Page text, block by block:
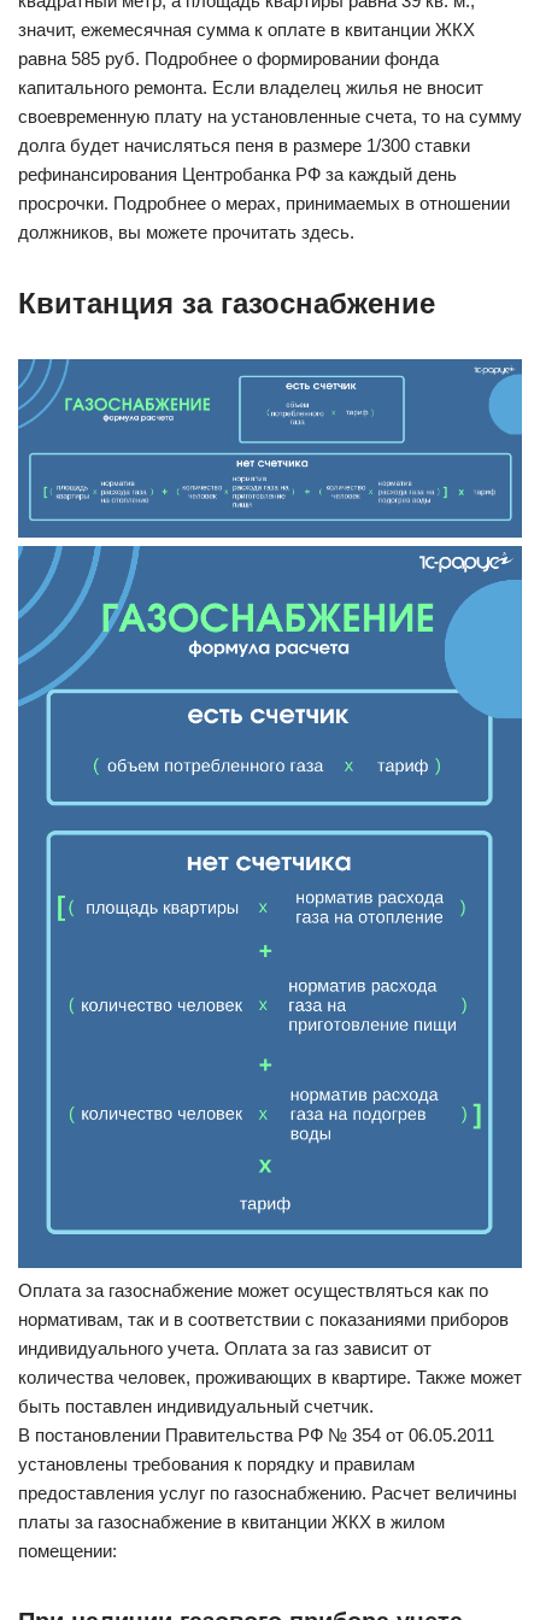
значит, ежемесячная сумма к оплате в квитанции ЖКХ
равна 585 руб. Подробнее о формировании фонда
капитального ремонта. Если владелец жилья не вносит
своевременную плату на установленные счета, то на сумму
долга будет начисляться пеня в размере 1/300 ставки
рефинансирования Центробанка РФ за каждый день
просрочки. Подробнее о мерах, принимаемых в отношении
должников, вы можете прочитать здесь.
Квитанция за газоснабжение
Оплата за газоснабжение может осуществляться как по
нормативам, так и в соответствии с показаниями приборов
индивидуального учета. Оплата за газ зависит от
количества человек, проживающих в квартире. Также может
быть поставлен индивидуальный счетчик.
В постановлении Правительства РФ № 354 от 06.05.2011
установлены требования к порядку и правилам
предоставления услуг по газоснабжению. Расчет величины
платы за газоснабжение в квитанции ЖКХ в жилом
помещении: